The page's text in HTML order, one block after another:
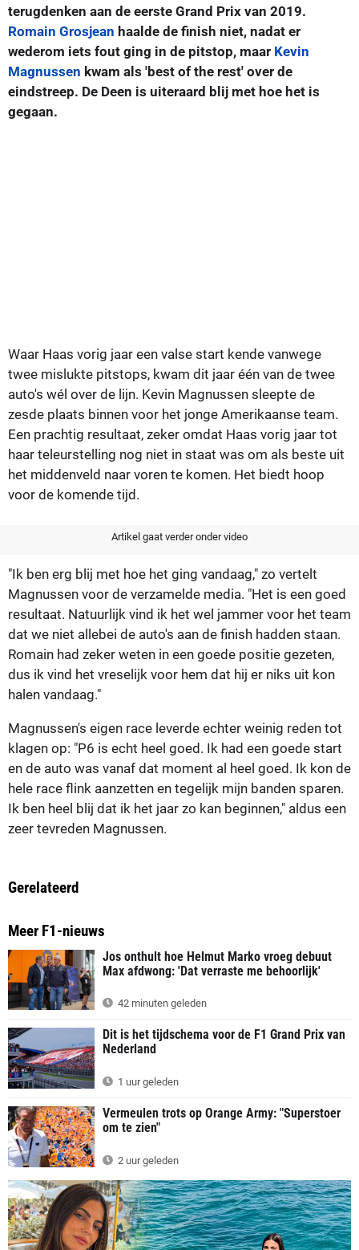
terugdenken aan de eerste Grand Prix van 2019.
Romain Grosjean haalde de finish niet, nadat er
wederom iets fout ging in de pitstop, maar Kevin
Magnussen kwam als 'best of the rest' over de
eindstreep. De Deen is uiteraard blij met hoe het is
gegaan.
Waar Haas vorig jaar een valse start kende vanwege
twee mislukte pitstops, kwam dit jaar één van de twee
auto's wél over de lijn. Kevin Magnussen sleepte de
zesde plaats binnen voor het jonge Amerikaanse team.
Een prachtig resultaat, zeker omdat Haas vorig jaar tot
haar teleurstelling nog niet in staat was om als beste uit
het middenveld naar voren te komen. Het biedt hoop
voor de komende tijd.
Artikel gaat verder onder video
"Ik ben erg blij met hoe het ging vandaag," zo vertelt
Magnussen voor de verzamelde media. "Het is een goed
resultaat. Natuurlijk vind ik het wel jammer voor het team
dat we niet allebei de auto's aan de finish hadden staan.
Romain had zeker weten in een goede positie gezeten,
dus ik vind het vreselijk voor hem dat hij er niks uit kon
halen vandaag."
Magnussen's eigen race leverde echter weinig reden tot
klagen op: "P6 is echt heel goed. Ik had een goede start
en de auto was vanaf dat moment al heel goed. Ik kon de
hele race flink aanzetten en tegelijk mijn banden sparen.
Ik ben heel blij dat ik het jaar zo kan beginnen," aldus een
zeer tevreden Magnussen.
Gerelateerd
Meer F1-nieuws
Jos onthult hoe Helmut Marko vroeg debuut
Max afdwong: 'Dat verraste me behoorlijk'
42 minuten geleden
Dit is het tijdschema voor de F1 Grand Prix van
Nederland
1 uur geleden
Vermeulen trots op Orange Army: "Superstoer
om te zien"
2 uur geleden